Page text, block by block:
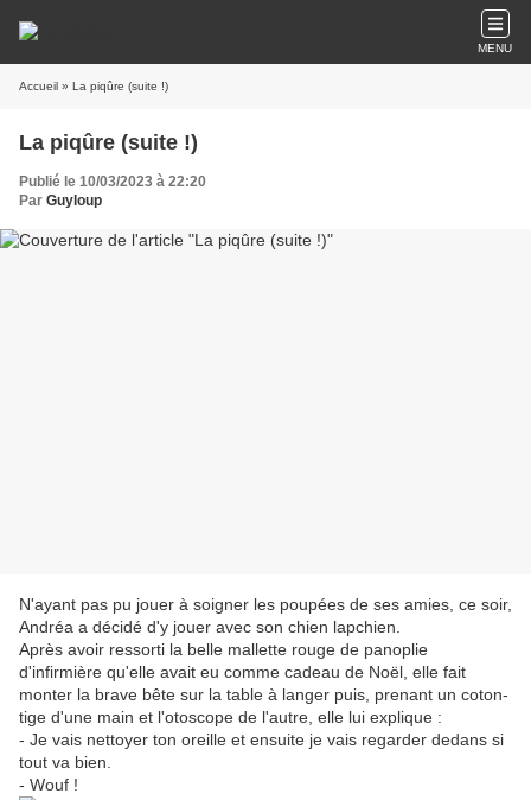
MENU
Accueil » La piqûre (suite !)
La piqûre (suite !)
Publié le 10/03/2023 à 22:20
Par Guyloup
N'ayant pas pu jouer à soigner les poupées de ses amies, ce soir,
Andréa a décidé d'y jouer avec son chien lapchien.
Après avoir ressorti la belle mallette rouge de panoplie
d'infirmière qu'elle avait eu comme cadeau de Noël, elle fait
monter la brave bête sur la table à langer puis, prenant un coton-
tige d'une main et l'otoscope de l'autre, elle lui explique :
- Je vais nettoyer ton oreille et ensuite je vais regarder dedans si
tout va bien.
- Wouf !